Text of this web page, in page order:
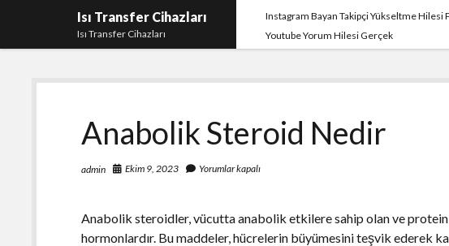
Isı Transfer Cihazları
Isı Transfer Cihazları
Instagram Bayan Takipçi Yükseltme Hilesi
Youtube Yorum Hilesi Gerçek
Anabolik Steroid Nedir
admin Ekim 9, 2023 Yorumlar kapalı
Anabolik steroidler, vücutta anabolik etkilere sahip olan ve
hormonlardır. Bu maddeler, hücrelerin büyümesini teşvik ederek